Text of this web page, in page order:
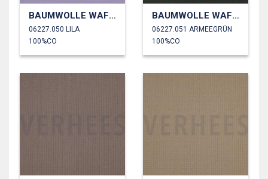
BAUMWOLLE WAFFEL
06227.050 LILA
100%CO
BAUMWOLLE WAFFEL
06227.051 ARMEEGRÜN
100%CO